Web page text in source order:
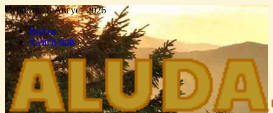
Суббота , 8 Август 2026
Войти
Switch skin